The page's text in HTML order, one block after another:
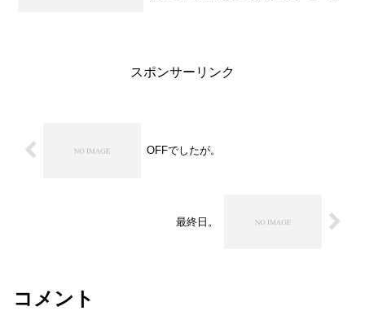
スポンサーリンク
OFFでしたが。
最終日。
コメント